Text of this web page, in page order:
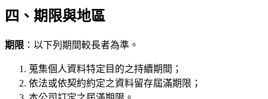
四、期限與地區
期限 ：以下列期間較長者為準。
蒐集個人資料特定目的之持續期間；
依法或依契約約定之資料留存屆滿期限；